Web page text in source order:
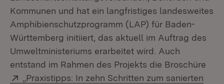
Kommunen und hat ein langfristiges landesweites
Amphibienschutzprogramm (LAP) für Baden-
Württemberg initiiert, das aktuell im Auftrag des
Umweltministeriums erarbeitet wird. Auch
entstand im Rahmen des Projekts die Broschüre
Extern:
„Praxistipps: In zehn Schritten zum sanierten